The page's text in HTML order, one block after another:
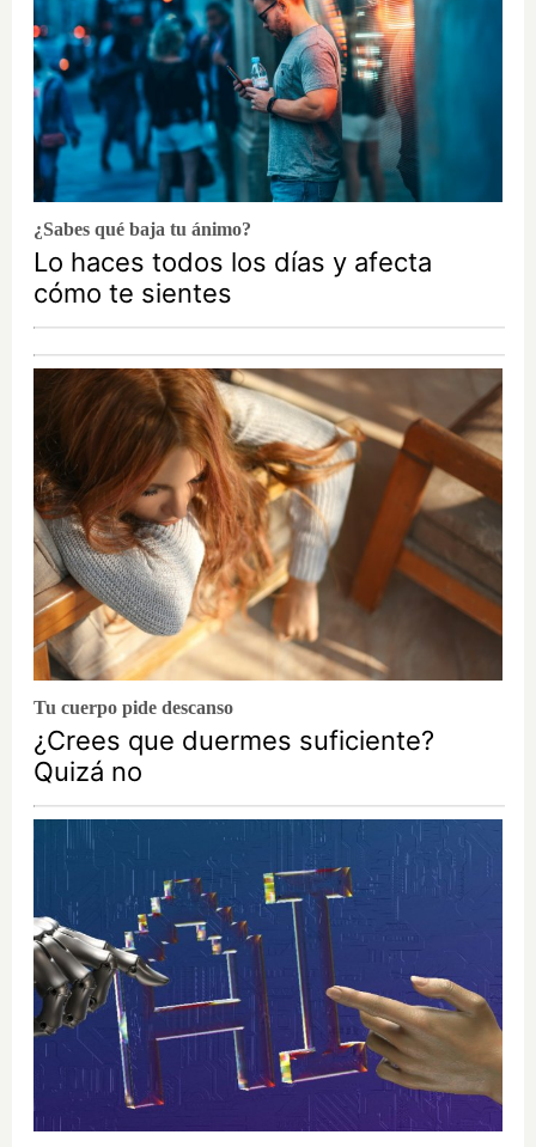
¿Sabes qué baja tu ánimo?
Lo haces todos los días y afecta
cómo te sientes
Tu cuerpo pide descanso
¿Crees que duermes suficiente?
Quizá no